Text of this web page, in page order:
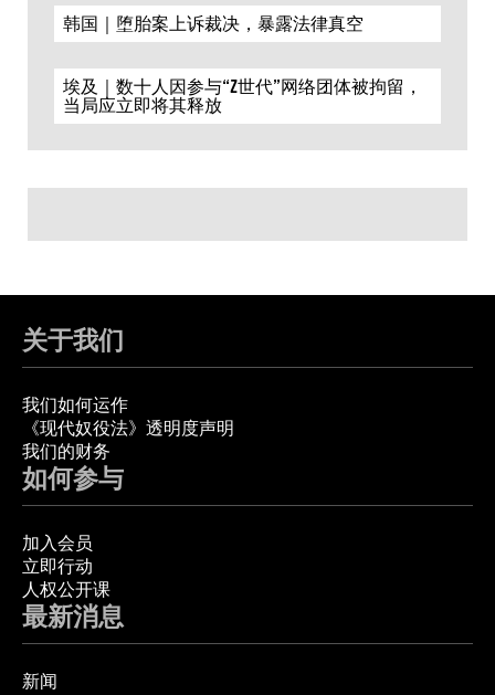
韩国｜堕胎案上诉裁决，暴露法律真空
埃及｜数十人因参与“Z世代”网络团体被拘留，
当局应立即将其释放
关于我们
我们如何运作
《现代奴役法》透明度声明
我们的财务
如何参与
加入会员
立即行动
人权公开课
最新消息
新闻